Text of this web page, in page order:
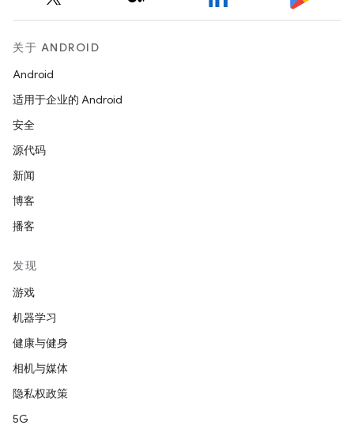
关于 ANDROID
Android
适用于企业的 Android
安全
源代码
新闻
博客
播客
发现
游戏
机器学习
健康与健身
相机与媒体
隐私权政策
5G